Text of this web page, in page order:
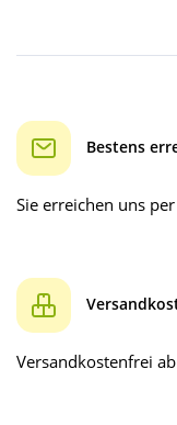
Bestens
Sie erreichen uns
Versandkostenfrei